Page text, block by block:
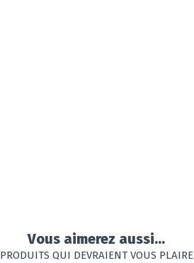
Vous aimerez aussi...
PRODUITS QUI DEVRAIENT VOUS PLAIRE